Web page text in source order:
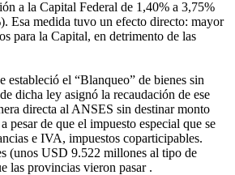
a la Capital Federal de 1,40% a 3,75%
Esa medida tuvo un efecto directo: mayor
para la Capital, en detrimento de las
el “Blanqueo” de bienes sin
dicha ley asignó la recaudación de ese
directa al ANSES sin destinar monto
pesar de que el impuesto especial que se
e IVA, impuestos coparticipables.
(unos USD 9.522 millones al tipo de
las provincias vieron pasar .